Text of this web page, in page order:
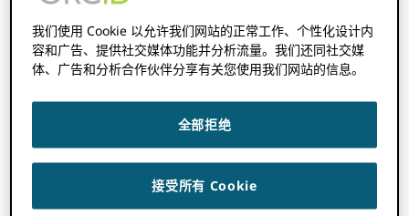
他希望能够与他人分享他们的工作和专业知识的
信息并因此获得公众认可的人来说是个好消息。
收集 ORCID 注册时的 ID，或通过向现有用户发
统。 两者都具有三个组件：身份验证、连接和显
我们使用 Cookie 以允许我们网站的正常工作、个性化设计内
容和广告、提供社交媒体功能并分析流量。我们还同社交媒
体、广告和分析合作伙伴分享有关您使用我们网站的信息。
全部拒绝
接受所有 Cookie